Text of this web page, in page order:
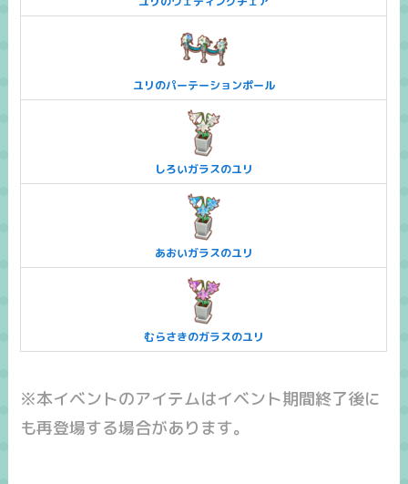
ユリのパーテーションポール
しろいガラスのユリ
あおいガラスのユリ
むらさきのガラスのユリ
※本イベントのアイテムはイベント期間終了後に
も再登場する場合があります。